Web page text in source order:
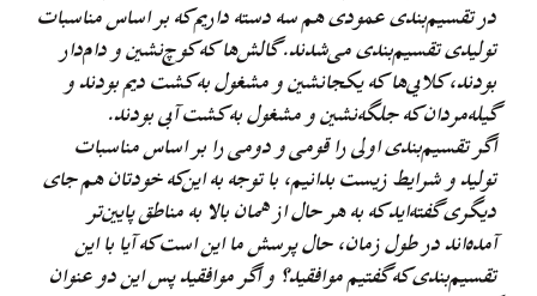
در تقسیم‌بندی عمودی هم سه دسته داریم که بر اساس مناسبات
تولیدی تقسیم‌بندی می‌شدند. گالش‌ها که کوچ‌نشین و دام‌دار
بودند، کلایی‌ها که یکجانشین و مشغول به کشت دیم بودند و
گیله‌مردان که جلگه‌نشین و مشغول به کشت آبی بودند.
اگر تقسیم‌بندی اولی را قومی و دومی را بر اساس مناسبات
تولید و شرایط زیست بدانیم، با توجه به این‌که خودتان هم جای
دیگری گفته‌اید که به هر حال از همان بالا به مناطق پایین‌تر
آمده‌اند در طول زمان، حال پرسش ما این است که آیا با این
تقسیم‌بندی که گفتیم موافقید؟ و اگر موافقید پس این دو عنوان